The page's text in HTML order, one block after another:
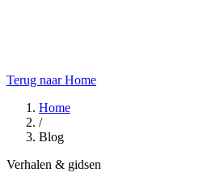
Terug naar Home
Home
/
Blog
Verhalen & gidsen